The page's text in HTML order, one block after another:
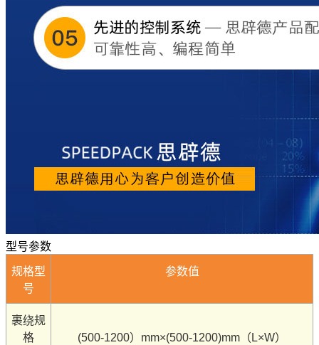
型号参数
规格型
号
参数值
裹绕规
格
(500-1200）mm×(500-1200)mm（L×W）